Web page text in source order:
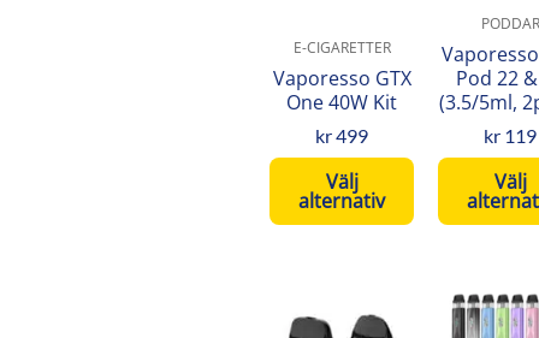
E-CIGARETTER
Vaporesso GTX
One 40W Kit
kr499
Välj
alternativ
De
olika
alternativen
kan
väljas
på
produktsidan
PODDAR
Pod 22
(3.5/5ml,
kr 119
Välj
kan
på
här
här